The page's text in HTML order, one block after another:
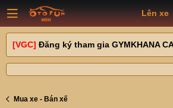
Lên xe
[VGC] Đăng ký tham gia GYMKHANA
Mua xe - Bán xế